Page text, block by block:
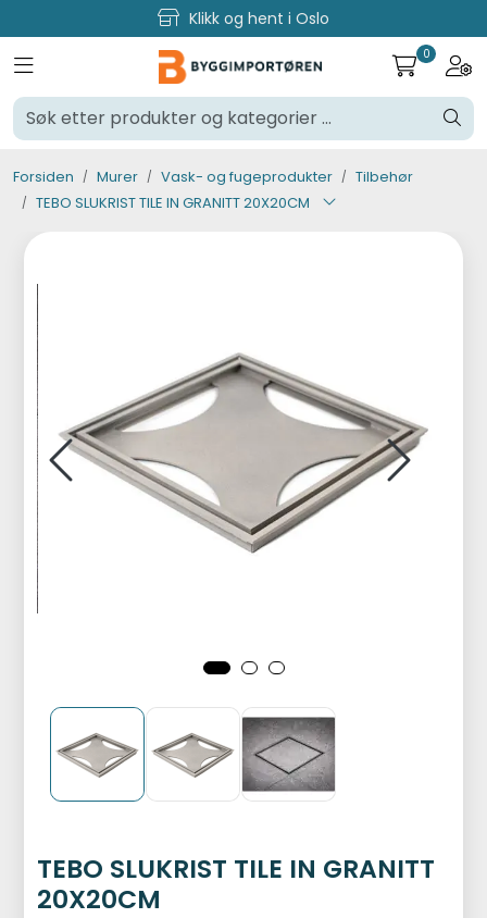
Skip to main content Klikk og hent i Oslo
Toggle navigation 0
Forsiden Murer Vask- og fugeprodukter
Tilbehør
TEBO SLUKRIST TILE IN GRANITT 20X20CM
TEBO SLUKRIST TILE IN GRANITT
20X20CM
Verktøy og maskiner
Byggevarer
Fliser
Varemerker